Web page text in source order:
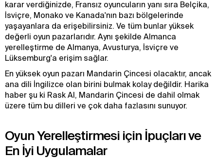
karar verdiğinizde, Fransız oyuncuların yanı sıra Belçika,
İsviçre, Monako ve Kanada'nın bazı bölgelerinde
yaşayanlara da erişebilirsiniz. Ve tüm bunlar yüksek
değerli oyun pazarlarıdır. Aynı şekilde Almanca
yerelleştirme de Almanya, Avusturya, İsviçre ve
Lüksemburg'a erişim sağlar.
En yüksek oyun pazarı Mandarin Çincesi olacaktır, ancak
ana dili İngilizce olan birini bulmak kolay değildir. Harika
haber şu ki Rask AI, Mandarin Çincesi de dahil olmak
üzere tüm bu dilleri ve çok daha fazlasını sunuyor.
Oyun Yerelleştirmesi için İpuçları ve
En İyi Uygulamalar